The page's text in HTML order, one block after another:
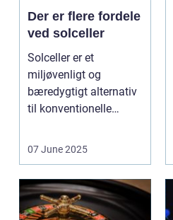
Der er flere fordele
ved solceller
Solceller er et
miljøvenligt og
bæredygtigt alternativ
til konventionelle
07 June 2025